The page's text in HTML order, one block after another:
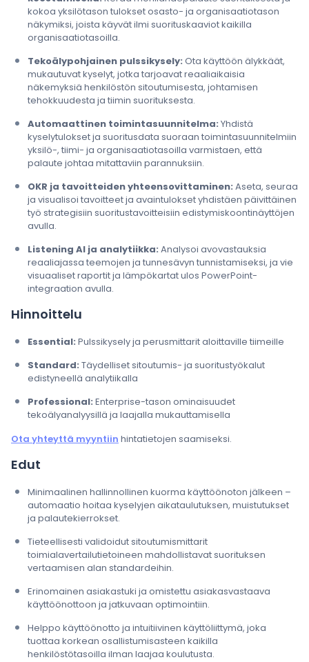
kokoa yksilötason tulokset osasto- ja organisaatiotason
näkymiksi, joista käyvät ilmi suorituskaaviot kaikilla
organisaatiotasoilla.
Tekoälypohjainen pulssikysely: Ota käyttöön älykkäät,
mukautuvat kyselyt, jotka tarjoavat reaaliaikaisia
näkemyksiä henkilöstön sitoutumisesta, johtamisen
tehokkuudesta ja tiimin suorituksesta.
Automaattinen toimintasuunnitelma: Yhdistä
kyselytulokset ja suoritusdata suoraan toimintasuunnitelmiin
yksilö-, tiimi- ja organisaatiotasoilla varmistaen, että
palaute johtaa mitattaviin parannuksiin.
OKR ja tavoitteiden yhteensovittaminen: Aseta, seuraa
ja visualisoi tavoitteet ja avaintulokset yhdistäen päivittäinen
työ strategisiin suoritustavoitteisiin edistymiskoontinäyttöjen
avulla.
Listening AI ja analytiikka: Analysoi avovastauksia
reaaliajassa teemojen ja tunnesävyn tunnistamiseksi, ja vie
visuaaliset raportit ja lämpökartat ulos PowerPoint-
integraation avulla.
Hinnoittelu
Essential: Pulssikysely ja perusmittarit aloittaville tiimeille
Standard: Täydelliset sitoutumis- ja suoritustyökalut
edistyneellä analytiikalla
Professional: Enterprise-tason ominaisuudet
tekoälyanalyysillä ja laajalla mukauttamisella
Ota yhteyttä myyntiin hintatietojen saamiseksi.
Edut
Minimaalinen hallinnollinen kuorma käyttöönoton jälkeen –
automaatio hoitaa kyselyjen aikataulutuksen, muistutukset
ja palautekierrokset.
Tieteellisesti validoidut sitoutumismittarit
toimialavertailutietoineen mahdollistavat suorituksen
vertaamisen alan standardeihin.
Erinomainen asiakastuki ja omistettu asiakasvastaava
käyttöönottoon ja jatkuvaan optimointiin.
Helppo käyttöönotto ja intuitiivinen käyttöliittymä, joka
tuottaa korkean osallistumisasteen kaikilla
henkilöstötasoilla ilman laajaa koulutusta.